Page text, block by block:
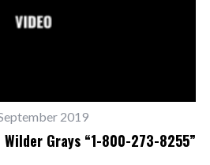
2019
Wilder Grays “1-800-273-8255”